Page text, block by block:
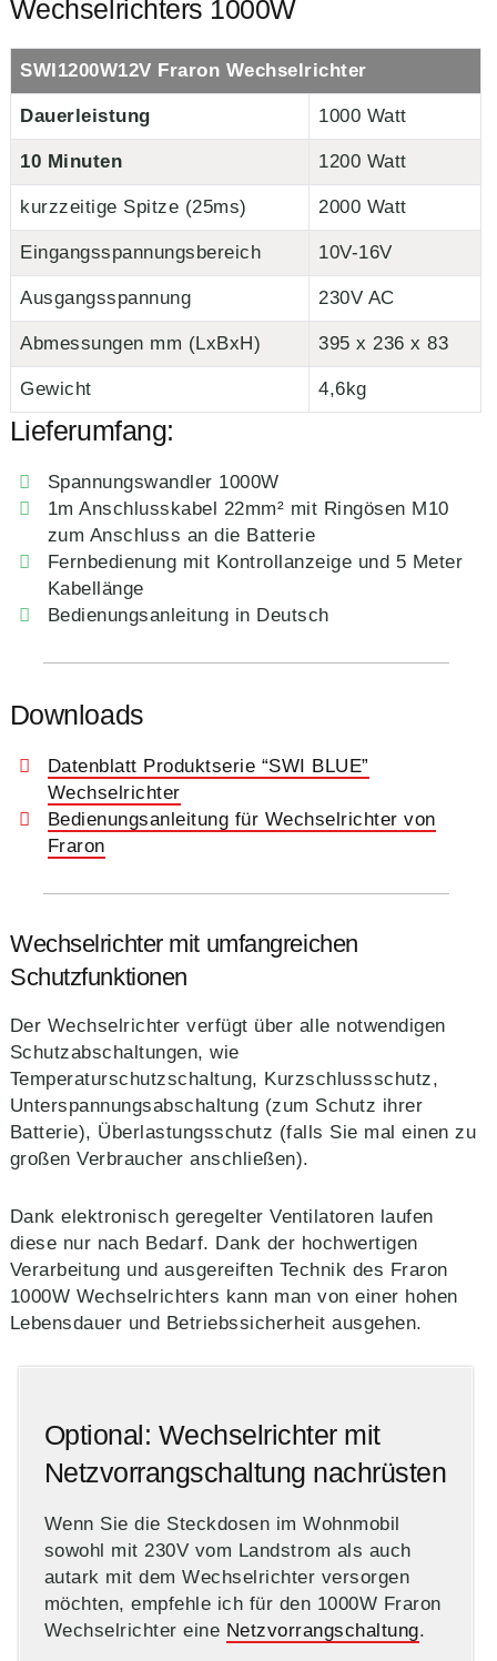
Wechselrichters 1000W
SWI1200W12V Fraron Wechselrichter
Dauerleistung 1000 Watt
10 Minuten 1200 Watt
kurzzeitige Spitze (25ms) 2000 Watt
Eingangsspannungsbereich 10V-16V
Ausgangsspannung 230V AC
Abmessungen mm (LxBxH) 395 x 236 x 83
Gewicht 4,6kg
Lieferumfang:
Spannungswandler 1000W
1m Anschlusskabel 22mm² mit Ringösen M10
zum Anschluss an die Batterie
Fernbedienung mit Kontrollanzeige und 5 Meter
Kabellänge
Bedienungsanleitung in Deutsch
Downloads
Datenblatt Produktserie “SWI BLUE”
Wechselrichter
Bedienungsanleitung für Wechselrichter von
Fraron
Wechselrichter mit umfangreichen
Schutzfunktionen
Der Wechselrichter verfügt über alle notwendigen
Schutzabschaltungen, wie
Temperaturschutzschaltung, Kurzschlussschutz,
Unterspannungsabschaltung (zum Schutz ihrer
Batterie), Überlastungsschutz (falls Sie mal einen zu
großen Verbraucher anschließen).
Dank elektronisch geregelter Ventilatoren laufen
diese nur nach Bedarf. Dank der hochwertigen
Verarbeitung und ausgereiften Technik des Fraron
1000W Wechselrichters kann man von einer hohen
Lebensdauer und Betriebssicherheit ausgehen.
Optional: Wechselrichter mit
Netzvorrangschaltung nachrüsten
Wenn Sie die Steckdosen im Wohnmobil
sowohl mit 230V vom Landstrom als auch
autark mit dem Wechselrichter versorgen
möchten, empfehle ich für den 1000W Fraron
Wechselrichter eine Netzvorrangschaltung.